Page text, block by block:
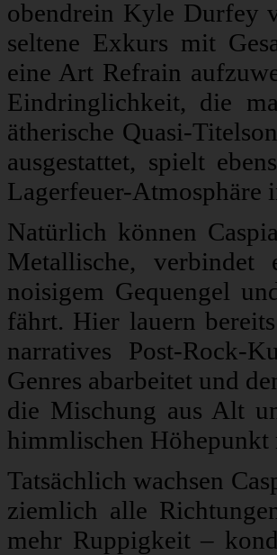
obendrein Kyle Durfey
seltene Exkurs mit
eine Art Refrain
Eindringlichkeit, die
ätherische Quasi-
ausgestattet, spielt
Lagerfeuer-Atmosphäre
Natürlich können
Metallische, verbindet
noisigem Gequengel
fährt. Hier lauern
narratives Post-Rock-
Genres abarbeitet und
die Mischung aus Alt
himmlischen Höhepunkt
Tatsächlich wachsen
ziemlich alle
mehr Ruppigkeit –